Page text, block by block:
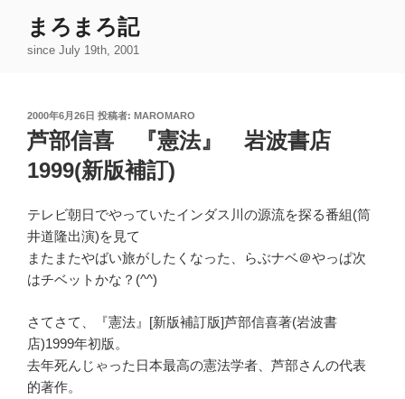
まろまろ記
since July 19th, 2001
投
稿
日:
2000年6月26日 投稿者: MAROMARO
芦部信喜 『憲法』 岩波書店
1999(新版補訂)
テレビ朝日でやっていたインダス川の源流を探る番組(筒
井道隆出演)を見て
またまたやばい旅がしたくなった、らぶナベ＠やっぱ次
はチベットかな？(^^)
さてさて、『憲法』[新版補訂版]芦部信喜著(岩波書
店)1999年初版。
去年死んじゃった日本最高の憲法学者、芦部さんの代表
的著作。